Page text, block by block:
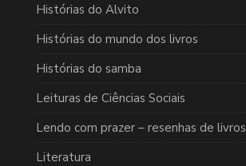
Histórias do Alvito
Histórias do mundo dos livros
Histórias do samba
Leituras de Ciências Sociais
Lendo com prazer – resenhas de livros
Literatura